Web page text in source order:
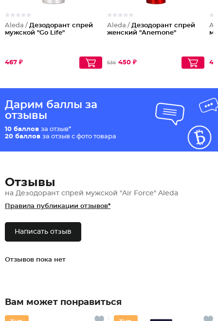
Aleda / Дезодорант спрей
мужской "Go Life"
467 ₽
Aleda / Дезодорант спрей
женcкий "Anemone"
536 450 ₽
Дарим баллы за
отзывы
10 баллов за отзыв*
20 баллов за отзыв с фото товара
Отзывы
на Дезодорант спрей мужской "Air Force" Aleda
Правила публикации отзывов*
Написать отзыв
Отзывов пока нет
Вам может понравиться